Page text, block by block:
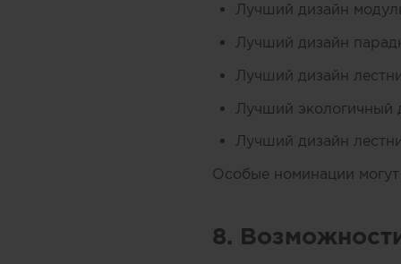
Лучший дизайн
Лучший дизайн
Лучший дизайн
Лучший экологичный
Лучший дизайн
Особые номинации
8.